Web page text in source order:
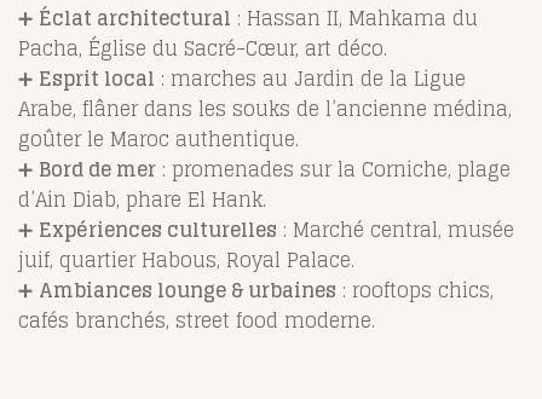
➕ Éclat architectural : Hassan II, Mahkama du
Pacha, Église du Sacré-Cœur, art déco.
➕ Esprit local : marches au Jardin de la Ligue
Arabe, flâner dans les souks de l’ancienne médina,
goûter le Maroc authentique.
➕ Bord de mer : promenades sur la Corniche, plage
d’Ain Diab, phare El Hank.
➕ Expériences culturelles : Marché central, musée
juif, quartier Habous, Royal Palace.
➕ Ambiances lounge & urbaines : rooftops chics,
cafés branchés, street food moderne.